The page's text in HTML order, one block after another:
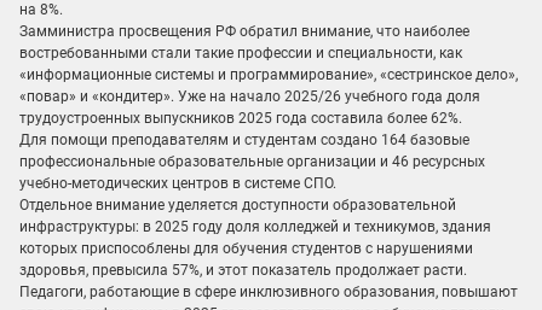
на 8%.
Замминистра просвещения РФ обратил внимание, что наиболее
востребованными стали такие профессии и специальности, как
«информационные системы и программирование», «сестринское дело»,
«повар» и «кондитер». Уже на начало 2025/26 учебного года доля
трудоустроенных выпускников 2025 года составила более 62%.
Для помощи преподавателям и студентам создано 164 базовые
профессиональные образовательные организации и 46 ресурсных
учебно-методических центров в системе СПО.
Отдельное внимание уделяется доступности образовательной
инфраструктуры: в 2025 году доля колледжей и техникумов, здания
которых приспособлены для обучения студентов с нарушениями
здоровья, превысила 57%, и этот показатель продолжает расти.
Педагоги, работающие в сфере инклюзивного образования, повышают